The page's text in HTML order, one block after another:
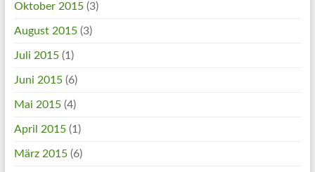
Oktober 2015(3)
August 2015(3)
Juli 2015(1)
Juni 2015(6)
Mai 2015(4)
April 2015(1)
März 2015(6)